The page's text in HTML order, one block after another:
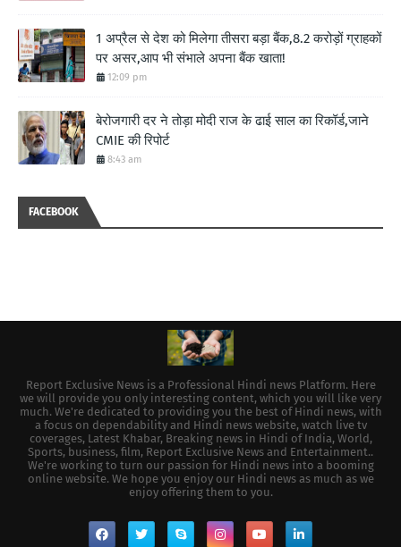
1 अप्रैल से देश को मिलेगा तीसरा बड़ा बैंक,8.2 करोड़ों ग्राहकों
पर असर,आप भी संभाले अपना बैंक खाता!
12:09 pm
बेरोजगारी दर ने तोड़ा मोदी राज के ढाई साल का रिकॉर्ड,जाने
CMIE की रिपोर्ट
8:43 am
FACEBOOK
Report Exclusive News is a Professional Hindi news Platform. Here
we will provide you only interesting content, which you will like very
much. We're dedicated to providing you the best of Hindi news, with
a focus on dependability and Hindi news website, watch live tv
coverages, Latest Khabar, Breaking news in Hindi of India, World,
Sports, business, film, Report Exclusive News and Entertainment..
We're working to turn our passion for Hindi news into a booming
online website. We hope you enjoy our Hindi news as much as we
enjoy offering them to you.